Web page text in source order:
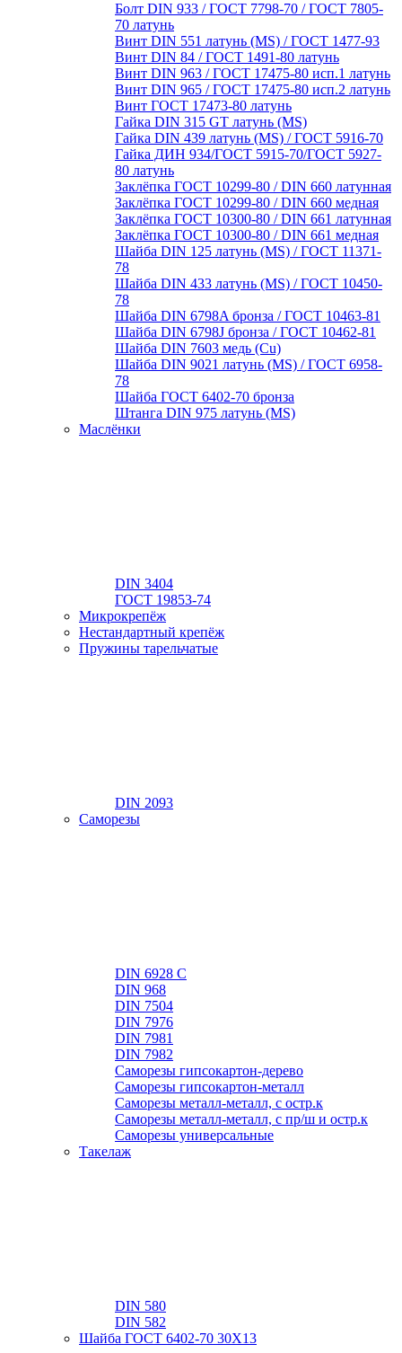
Болт DIN 933 / ГОСТ 7798-70 / ГОСТ 7805-
70 латунь
Винт DIN 551 латунь (MS) / ГОСТ 1477-93
Винт DIN 84 / ГОСТ 1491-80 латунь
Винт DIN 963 / ГОСТ 17475-80 исп.1 латунь
Винт DIN 965 / ГОСТ 17475-80 исп.2 латунь
Винт ГОСТ 17473-80 латунь
Гайка DIN 315 GT латунь (MS)
Гайка DIN 439 латунь (MS) / ГОСТ 5916-70
Гайка ДИН 934/ГОСТ 5915-70/ГОСТ 5927-
80 латунь
Заклёпка ГОСТ 10299-80 / DIN 660 латунная
Заклёпка ГОСТ 10299-80 / DIN 660 медная
Заклёпка ГОСТ 10300-80 / DIN 661 латунная
Заклёпка ГОСТ 10300-80 / DIN 661 медная
Шайба DIN 125 латунь (MS) / ГОСТ 11371-
78
Шайба DIN 433 латунь (MS) / ГОСТ 10450-
78
Шайба DIN 6798A бронза / ГОСТ 10463-81
Шайба DIN 6798J бронза / ГОСТ 10462-81
Шайба DIN 7603 медь (Cu)
Шайба DIN 9021 латунь (MS) / ГОСТ 6958-
78
Шайба ГОСТ 6402-70 бронза
Штанга DIN 975 латунь (MS)
Маслёнки
DIN 3404
ГОСТ 19853-74
Микрокрепёж
Нестандартный крепёж
Пружины тарельчатые
DIN 2093
Саморезы
DIN 6928 C
DIN 968
DIN 7504
DIN 7976
DIN 7981
DIN 7982
Саморезы гипсокартон-дерево
Саморезы гипсокартон-металл
Саморезы металл-металл, с остр.к
Саморезы металл-металл, с пр/ш и остр.к
Саморезы универсальные
Такелаж
DIN 580
DIN 582
Шайба ГОСТ 6402-70 30Х13